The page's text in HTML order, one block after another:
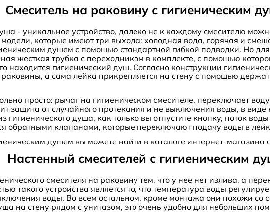
Смеситель на раковину с гигиеническим
- уникальное устройство, далеко не к каждому смесителю
которые имеют три выхода: холодная вода, горячая и
душем с помощью стандартной гибкой подводки. Но
жесткая трубка с переходником в комплекте, с помощью
находится гигиенический душ. Согласно конструкции
раковины, а сама лейка прикрепляется на стену с помощью
просто: рычаг на гигиеническом смесителе, переключает
защита от случайного протекания и не выключения воды, в
гигиенического душа, как только вы отпустите кнопку, поток
обратными клапанами, которые переключают подачу воды в
душем вы можете найти в каталоге интернет-
Настенный смесителей с гигиеническим
смесителя на раковину тем, что у нее нет излива, а
такого устройства является то, что температура воды
воды. Во всем остальном, кроме монтажа они похожи со
на стену рядом с унитазом, это очень удобно для небольших